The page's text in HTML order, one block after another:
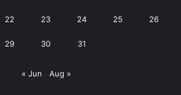
22 23 24 25 26
29 30 31
« Jun Aug »